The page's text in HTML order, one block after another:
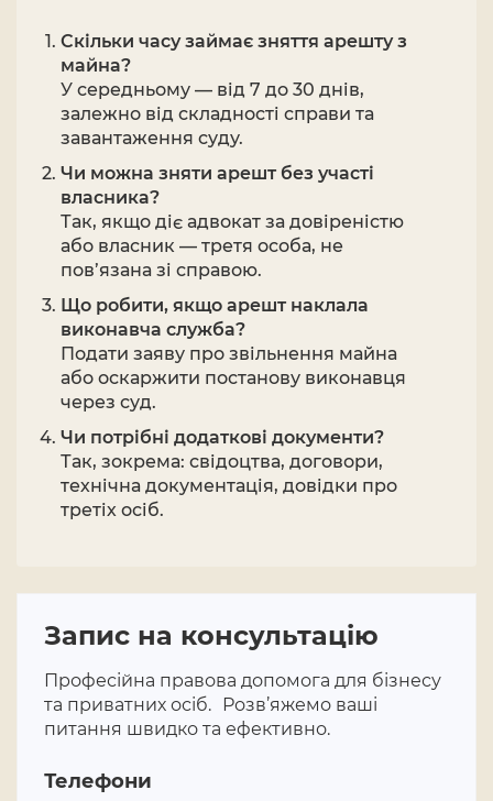
Скільки часу займає зняття арешту з
майна?
У середньому — від 7 до 30 днів,
залежно від складності справи та
завантаження суду.
Чи можна зняти арешт без участі
власника?
Так, якщо діє адвокат за довіреністю
або власник — третя особа, не
пов’язана зі справою.
Що робити, якщо арешт наклала
виконавча служба?
Подати заяву про звільнення майна
або оскаржити постанову виконавця
через суд.
Чи потрібні додаткові документи?
Так, зокрема: свідоцтва, договори,
технічна документація, довідки про
третіх осіб.
Запис на консультацію
Професійна правова допомога для бізнесу
та приватних осіб. Розв’яжемо ваші
питання швидко та ефективно.
Телефони